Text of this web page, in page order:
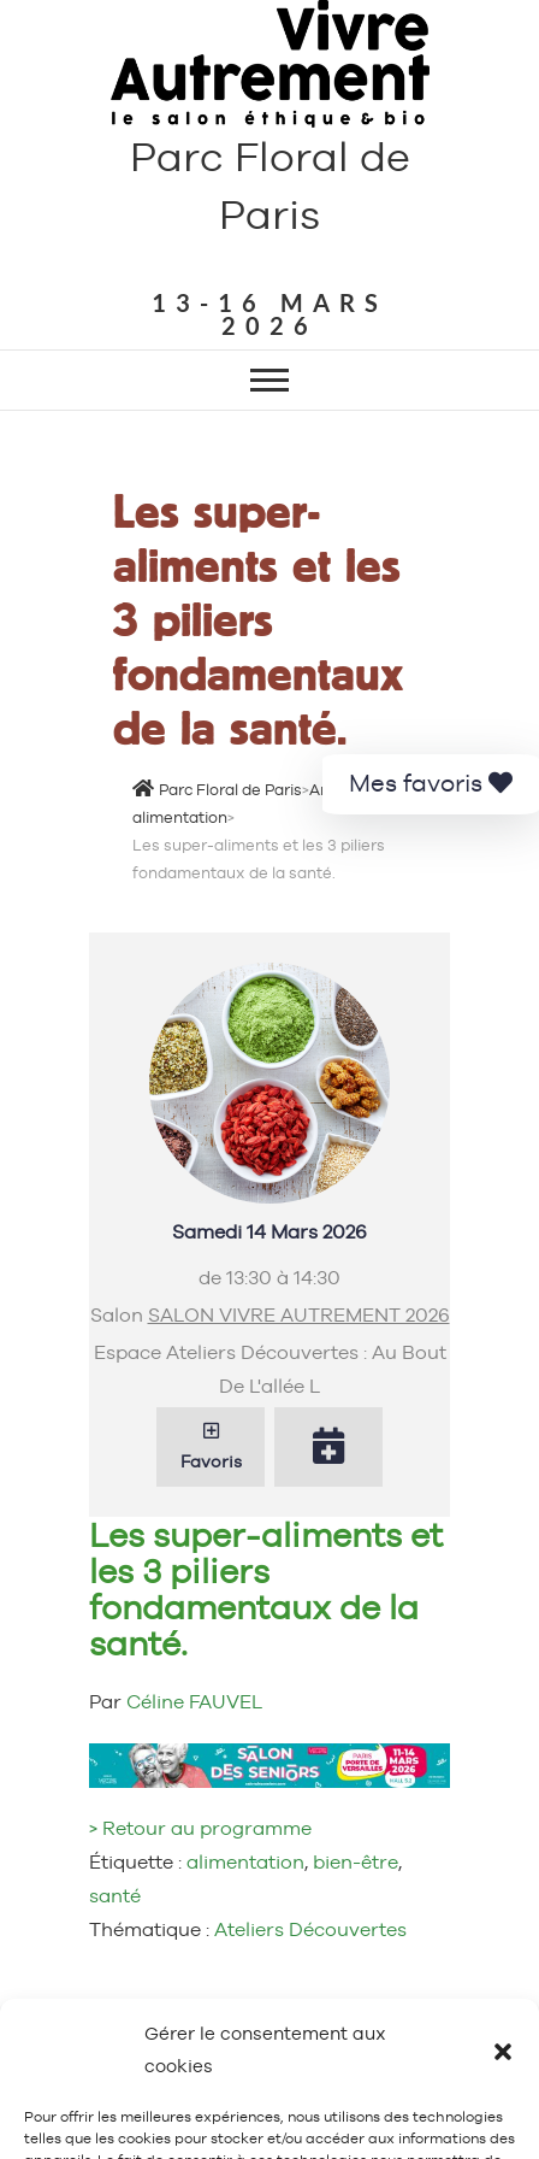
Gérer le consentement aux
cookies
Pour offrir les meilleures expériences, nous utilisons des technologies
telles que les cookies pour stocker et/ou accéder aux informations des
Parc Floral de
Paris
13-16 MARS
2026
Les super-
aliments et les
3 piliers
fondamentaux
de la santé.
Parc Floral de Paris>Animations>
alimentation>
Les super-aliments et les 3 piliers
fondamentaux de la santé.
Samedi 14 Mars 2026
de 13:30 à 14:30
Salon SALON VIVRE AUTREMENT 2026
Espace Ateliers Découvertes : Au Bout
De L'allée L
Favoris
Les super-aliments et
les 3 piliers
fondamentaux de la
santé.
Par Céline FAUVEL
> Retour au programme
Étiquette : alimentation, bien-être,
santé
Thématique : Ateliers Découvertes
Mes favoris